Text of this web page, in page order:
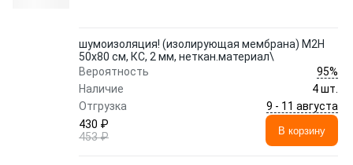
шумоизоляция! (изолирующая мембрана) М2Н
50x80 см, КС, 2 мм, неткан.материал\
Вероятность
95%
Наличие
4 шт.
Отгрузка
9 - 11 августа
430 ₽
453 ₽
В корзину